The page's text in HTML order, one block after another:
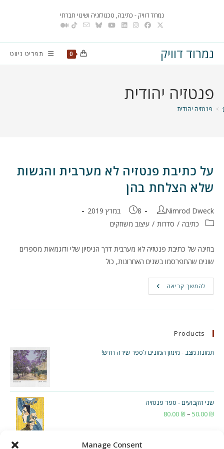
Manage Consent
נמרוד דוויק - כתיבה, טכנולוגיה ושינוי חברתי
נמרוד דוויק 0 תפריט ניווט
פנטזיה יהודית
> פנטזיה יהודית
על כתיבת פנטזיה לא מערבית והגשות
שלא הצלחת בהן
מחבר:
Nimrod Dweck פורסם:
8 במרץ 2019
קטגוריה:כתיבה / סדרות / עיצוב משחקים
בחינה של כתיבת פנטזיה לא מערבית דרך הניסיון שלי ודוגמאות מספרים
שונים שהתפרסמו בשנים האחרונות, כול
להמשך קריאה על
כתיבת
Products
תמונת מצב - מימון המונים לספר שירה חדש!
שני הקבועים - ספר פנטזיה
50.00 ₪
–
80.00 ₪